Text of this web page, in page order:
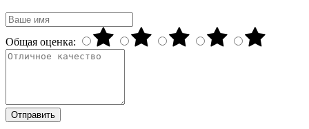
Общая оценка:
Отправить